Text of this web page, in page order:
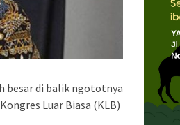
besar di balik ngototnya
Luar Biasa (KLB)